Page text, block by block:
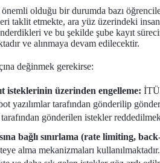
olduğu bir durumda bazı
taklit etmekte, ara yüz üzerindeki
ve bu şekilde şube kayıt
ve alınmaya devam edilecektir.
değinmek gerekirse:
isteklerinin üzerinden engelleme: İTÜ
yazılımlar tarafından gönderilip
tarafından gönderilen istekler
bağlı sınırlama (rate limiting,
alma mekanizmaları